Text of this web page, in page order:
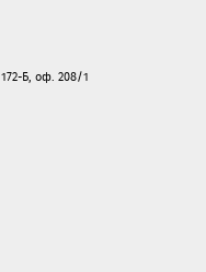
Б, оф. 208/1